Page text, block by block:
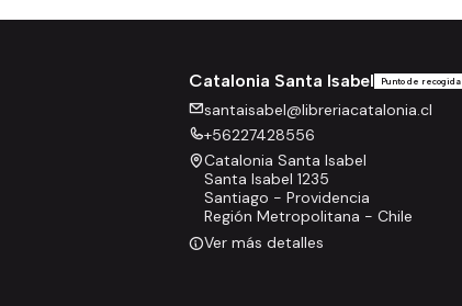
Catalonia Santa Isabel Punto de recogida
santaisabel@libreriacatalonia.cl
+56227428556
Catalonia Santa Isabel
Santa Isabel 1235
Santiago - Providencia
Región Metropolitana - Chile
Ver más detalles